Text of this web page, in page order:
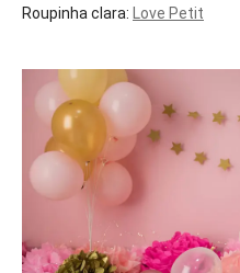
Roupinha clara:
Love Petit